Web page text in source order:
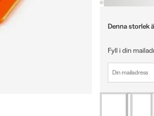
Denna storlek
Fyll i din